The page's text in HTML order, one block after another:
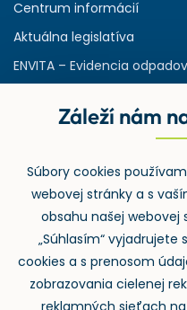
Centrum informácií
Aktuálna legislatíva
ENVITA – Evidencia odpadov
Ministerstvo životného
ASPI | Svet práva pre
Denník Odpady-portal.sk
Záleží nám
Súbory cookies
webovej stránky a s
obsahu našej webovej
„Súhlasím“
cookies a s prenosom
zobrazovania cielenej
reklamných sieťach